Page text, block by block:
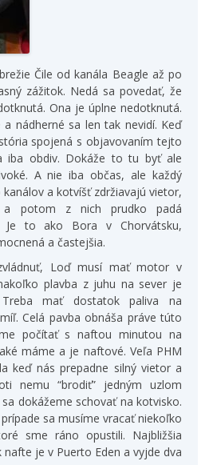
Čile od kanála Beagle až po
zážitok. Nedá sa povedať, že
Ona je úplne nedotknutá.
nádherné sa len tak nevidí. Keď
spojená s objavovaním tejto
iba obdiv. Dokáže to tu byť ale
A nie iba občas, ale každý
a kotvíšť zdržiavajú vietor,
a potom z nich prudko padá
Je to ako Bora v Chorvátsku,
a častejšia.
Loď musí mať motor v
plavba z juhu na sever je
mať dostatok paliva na
Celá pavba obnáša práve túto
počítať s naftou minutou na
máme a je naftové. Veľa PHM
keď nás prepadne silný vietor a
nemu “brodiť” jedným uzlom
dokážeme schovať na kotvisko.
sa musíme vracať niekoľko
sme ráno opustili. Najbližšia
je v Puerto Eden a vyjde dva